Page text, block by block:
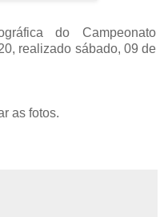
do Campeonato
realizado sábado, 09 de
as fotos.